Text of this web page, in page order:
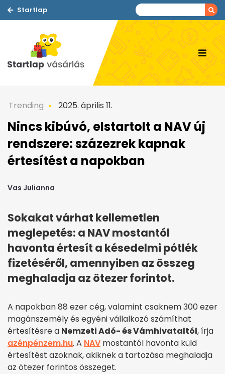
Startlap
Trending 2025. április 11.
Nincs kibúvó, elstartolt a NAV új
rendszere: százezrek kapnak
értesítést a napokban
Vas Julianna
Sokakat várhat kellemetlen
meglepetés: a NAV mostantól
havonta értesít a késedelmi pótlék
fizetéséről, amennyiben az összeg
meghaladja az ötezer forintot.
A napokban 88 ezer cég, valamint csaknem 300 ezer
magánszemély és egyéni vállalkozó számíthat
értesítésre a Nemzeti Adó- és Vámhivataltól, írja
azénpénzem.hu. A NAV mostantól havonta küld
értesítést azoknak, akiknek a tartozása meghaladja
az ötezer forintos összeget.